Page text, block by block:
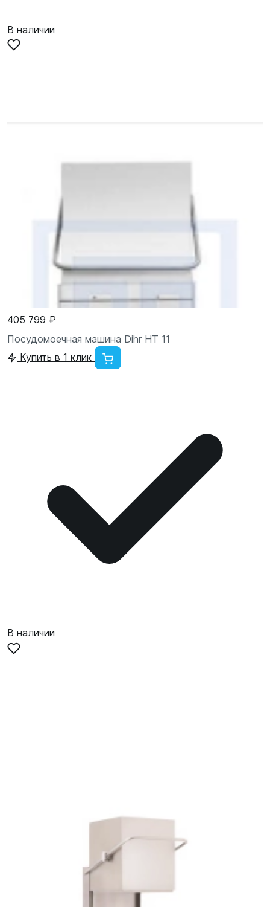
В наличии
405 799 ₽
Посудомоечная машина Dihr HT 11
Купить в 1 клик
В наличии